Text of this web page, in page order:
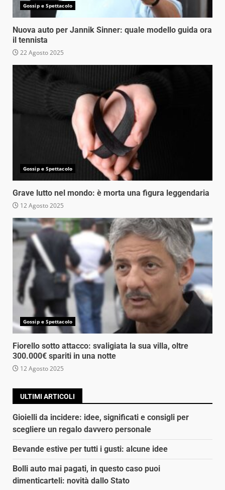
Gossip e Spettacolo
Nuova auto per Jannik Sinner: quale modello guida ora
il tennista
22 Agosto 2025
Gossip e Spettacolo
Grave lutto nel mondo: è morta una figura leggendaria
12 Agosto 2025
Gossip e Spettacolo
Fiorello sotto attacco: svaligiata la sua villa, oltre
300.000€ spariti in una notte
12 Agosto 2025
ULTIMI ARTICOLI
Gioielli da incidere: idee, significati e consigli per
scegliere un regalo davvero personale
Bevande estive per tutti i gusti: alcune idee
Bolli auto mai pagati, in questo caso puoi
dimenticarteli: novità dallo Stato